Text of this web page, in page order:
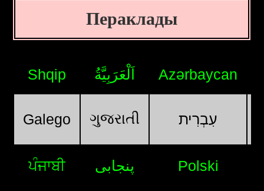
Пераклады
Shqip اَلْعَرَبِيَّةُ Azərbaycan
Galego ગુજરાતી עִבְרִית
ਪੰਜਾਬੀ پنجابی Polski